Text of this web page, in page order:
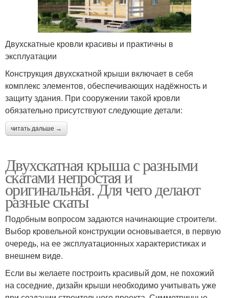
Двухскатные кровли красивы и практичны в
эксплуатации
Конструкция двухскатной крыши включает в себя
комплекс элементов, обеспечивающих надёжность и
защиту здания. При сооружении такой кровли
обязательно присутствуют следующие детали:
читать дальше →
Двухскатная крыша с разными
скатами непростая и
оригинальная. Для чего делают
разные скаты
Подобным вопросом задаются начинающие строители.
Выбор кровельной конструкции основывается, в первую
очередь, на ее эксплуатационных характеристиках и
внешнем виде.
Если вы желаете построить красивый дом, не похожий
на соседние, дизайн крыши необходимо учитывать уже